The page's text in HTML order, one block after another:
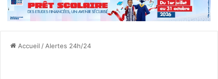
Accueil / Alertes 24h/24